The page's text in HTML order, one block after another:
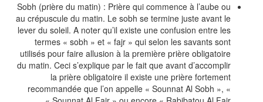
Sobh (prière du matin) : Prière qui commence à l’aube ou
au crépuscule du matin. Le sobh se termine juste avant le
lever du soleil. A noter qu’il existe une confusion entre les
termes « sobh » et « fajr » qui selon les savants sont
utilisés pour faire allusion à la première prière obligatoire
du matin. Ceci s’explique par le fait que avant d’accomplir
la prière obligatoire il existe une prière fortement
recommandée que l’on appelle « Sounnat Al Sobh », «